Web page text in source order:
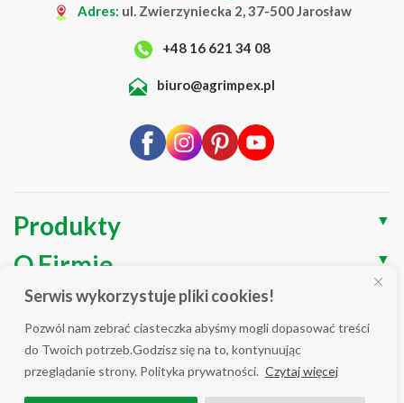
Serwis wykorzystuje pliki cookies!
Pozwól nam zebrać ciasteczka abyśmy mogli dopasować treści
do Twoich potrzeb.Godzisz się na to, kontynuując
przeglądanie strony. Polityka prywatności. Czytaj więcej
5
6
7
…
Adres: ul. Zwierzyniecka 2, 37-500 Jarosław
+48 16 621 34 08
biuro@agrimpex.pl
Produkty ▼
O Firmie ▼
Blog
Wsparcie